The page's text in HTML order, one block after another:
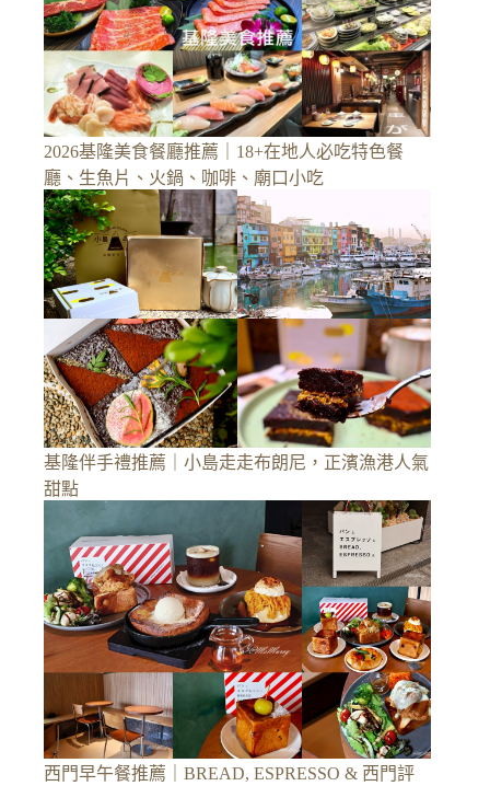
2026基隆美食餐廳推薦｜18+在地人必吃特色餐
廳、生魚片、火鍋、咖啡、廟口小吃
基隆伴手禮推薦｜小島走走布朗尼，正濱漁港人氣
甜點
西門早午餐推薦｜BREAD, ESPRESSO & 西門評